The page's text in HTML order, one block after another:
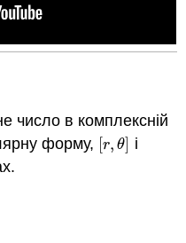
число в комплексній
форму, [r, θ
[r,θ] і